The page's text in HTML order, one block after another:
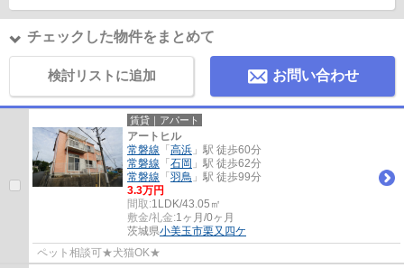
チェックした物件をまとめて
検討リストに追加 お問い合わせ
賃貸｜アパート
アートヒル
常磐線 「 高浜 」駅 徒歩60分
常磐線 「 石岡 」駅 徒歩62分
常磐線 「 羽鳥 」駅 徒歩99分
3.3万円
間取:1LDK/43.05㎡
敷金/礼金:1ヶ月/0ヶ月
茨城県小美玉市栗又四ケ
ペット相談可★犬猫OK★